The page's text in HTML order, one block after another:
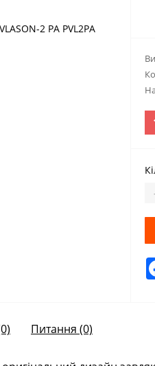
Питання (0)